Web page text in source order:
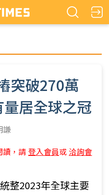
突破270萬
居全球之冠
謙
讀，請 登入會員或 洽詢會
整2023年全球主要